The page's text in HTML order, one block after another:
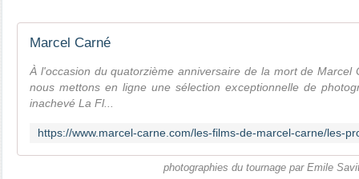
Marcel Carné
À l'occasion du quatorzième anniversaire de la mort de Marcel
nous mettons en ligne une sélection exceptionnelle de
inachevé La Fl...
photographies du tournage par Emile